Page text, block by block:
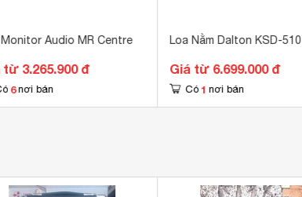
Monitor Audio MR Centre
từ 3.265.900 đ
6 nơi bán
Loa Nằm Dalton KSD-510
Giá từ 6.699.000 đ
Có 1 nơi bán